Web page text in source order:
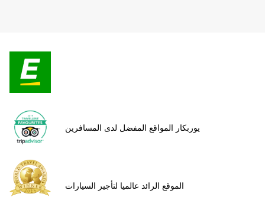
يوربكار المواقع المفضل لدى المسافرين
الموقع الرائد عالميا لتأجير السيارات